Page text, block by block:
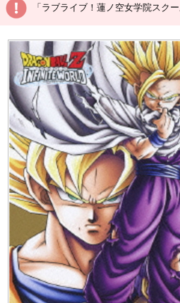
「ラブライブ！蓮ノ空女学院スク